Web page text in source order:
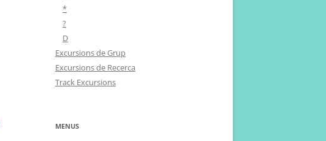
*
?
D
Excursions de Grup
Excursions de Recerca
Track Excursions
MENUS